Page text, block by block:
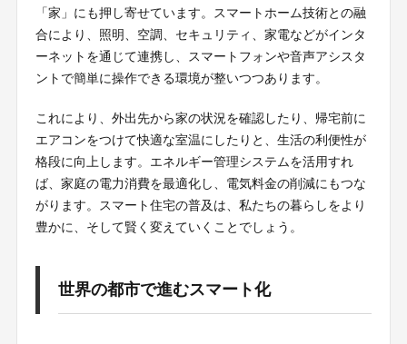
「家」にも押し寄せています。スマートホーム技術との融
合により、照明、空調、セキュリティ、家電などがインタ
ーネットを通じて連携し、スマートフォンや音声アシスタ
ントで簡単に操作できる環境が整いつつあります。
これにより、外出先から家の状況を確認したり、帰宅前に
エアコンをつけて快適な室温にしたりと、生活の利便性が
格段に向上します。エネルギー管理システムを活用すれ
ば、家庭の電力消費を最適化し、電気料金の削減にもつな
がります。スマート住宅の普及は、私たちの暮らしをより
豊かに、そして賢く変えていくことでしょう。
世界の都市で進むスマート化